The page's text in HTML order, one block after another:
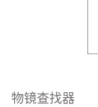
物镜查找器